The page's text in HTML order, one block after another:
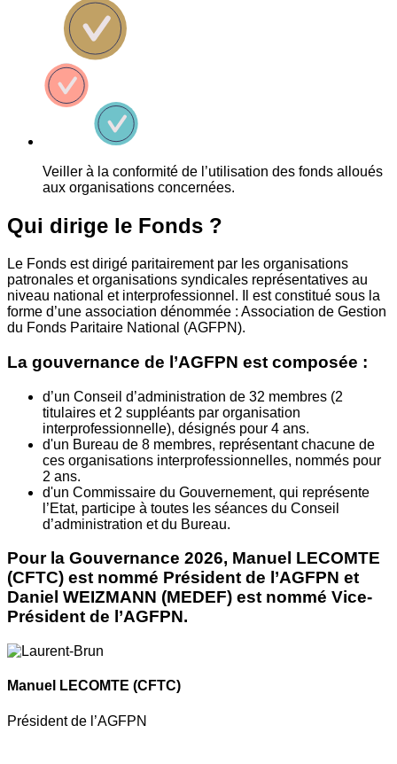
Veiller à la conformité de l’utilisation des fonds alloués
aux organisations concernées.
Qui dirige le Fonds ?
Le Fonds est dirigé paritairement par les organisations
patronales et organisations syndicales représentatives au
niveau national et interprofessionnel. Il est constitué sous la
forme d’une association dénommée : Association de Gestion
du Fonds Paritaire National (AGFPN).
La gouvernance de l’AGFPN est composée :
d’un Conseil d’administration de 32 membres (2
titulaires et 2 suppléants par organisation
interprofessionnelle), désignés pour 4 ans.
d'un Bureau de 8 membres, représentant chacune de
ces organisations interprofessionnelles, nommés pour
2 ans.
d'un Commissaire du Gouvernement, qui représente
l’Etat, participe à toutes les séances du Conseil
d’administration et du Bureau.
Pour la Gouvernance 2026, Manuel LECOMTE
(CFTC) est nommé Président de l’AGFPN et
Daniel WEIZMANN (MEDEF) est nommé Vice-
Président de l’AGFPN.
Manuel LECOMTE (CFTC)
Président de l’AGFPN